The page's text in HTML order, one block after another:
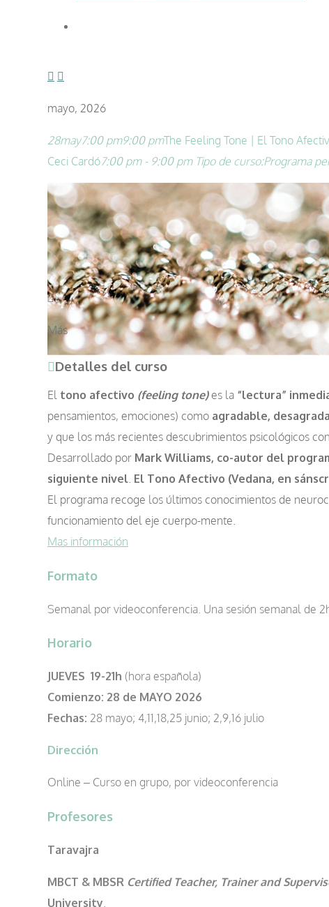
mayo, 2026
28may7:00 pm9:00 pmThe Feeling Tone | El Tono
Ceci Cardó7:00 pm - 9:00 pm Tipo de curso:Programa
Más
Detalles del curso
El tono afectivo (feeling tone)es la “lectura”
pensamientos, emociones) como agradable,
y que los más recientes descubrimientos psicológicos
Desarrollado por Mark Williams, co-autor del
siguiente nivel. El Tono Afectivo (Vedana, en
El programa recoge los últimos conocimientos de
funcionamiento del eje cuerpo-mente.
Mas información
Formato
Semanal por videoconferencia. Una sesión semanal de
Horario
JUEVES 19-21h (hora española)
Comienzo: 28 de MAYO 2026
Fechas: 28 mayo; 4,11,18,25 junio; 2,9,16 julio
Dirección
Online – Curso en grupo, por videoconferencia
Profesores
Taravajra
MBCT & MBSR Certified Teacher, Trainer and
University